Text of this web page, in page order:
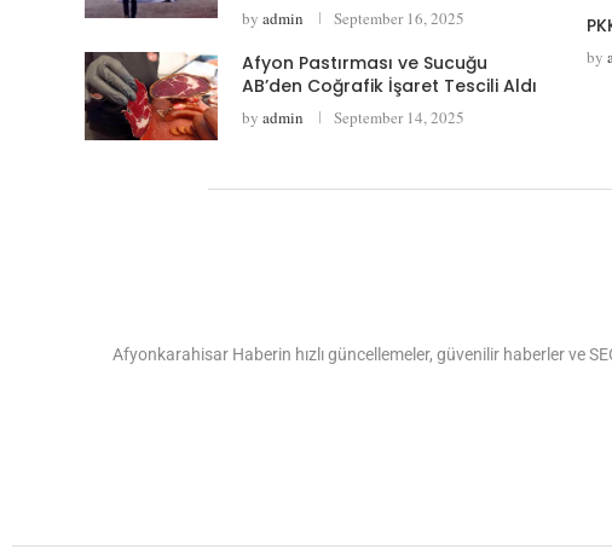
by admin September 16, 2025
Afyon Pastırması ve Sucuğu
AB’den Coğrafik İşaret Tescili Aldı
by admin September 14, 2025
by
Afyonkarahisar Haberin hızlı güncellemeler, güvenilir haberler ve